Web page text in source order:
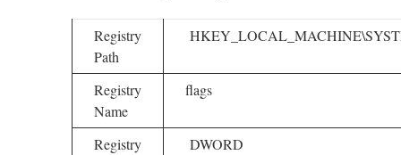
Registry
Path
Registry
Name
flags
Registry
DWORD